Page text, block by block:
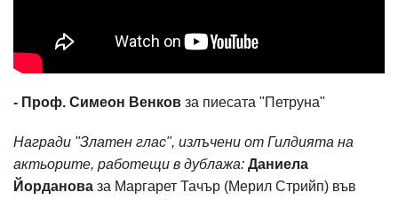
- Проф. Симеон Венков за пиесата "Петруна"
Награди "Златен глас", излъчени от Гилдията на
актьорите, работещи в дублажа: Даниела
Йорданова за Маргарет Тачър (Мерил Стрийп) във